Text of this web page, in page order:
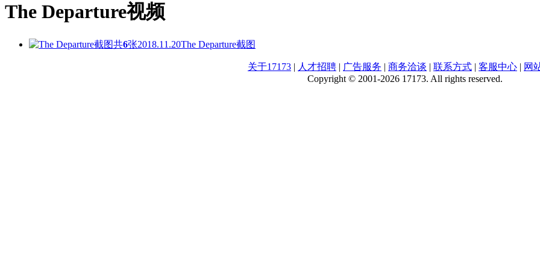
The Departure视频
共6张2018.11.20The Departure截图
关于17173 | 人才招聘 | 广告服务 | 商务洽谈 | 联系方式 | 客服中心 | 网
Copyright © 2001-2026 17173. All rights reserved.